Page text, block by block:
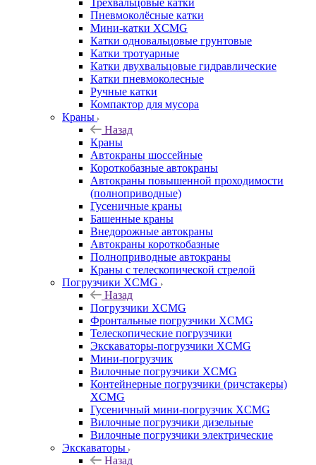
Трехвальцовые катки
Пневмоколёсные катки
Мини-катки XCMG
Катки одновальцовые грунтовые
Катки тротуарные
Катки двухвальцовые гидравлические
Катки пневмоколесные
Ручные катки
Компактор для мусора
Краны
Назад
Краны
Автокраны шоссейные
Короткобазные автокраны
Автокраны повышенной проходимости
(полноприводные)
Гусеничные краны
Башенные краны
Внедорожные автокраны
Автокраны короткобазные
Полноприводные автокраны
Краны с телескопической стрелой
Погрузчики XCMG
Назад
Погрузчики XCMG
Фронтальные погрузчики XCMG
Телескопические погрузчики
Экскаваторы-погрузчики XCMG
Мини-погрузчик
Вилочные погрузчики XCMG
Контейнерные погрузчики (ричстакеры)
XCMG
Гусеничный мини-погрузчик XCMG
Вилочные погрузчики дизельные
Вилочные погрузчики электрические
Экскаваторы
Назад